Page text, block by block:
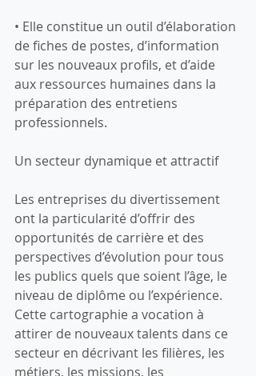
• Elle constitue un outil d’élaboration
de fiches de postes, d’information
sur les nouveaux profils, et d’aide
aux ressources humaines dans la
préparation des entretiens
professionnels.
Un secteur dynamique et attractif
Les entreprises du divertissement
ont la particularité d’offrir des
opportunités de carrière et des
perspectives d’évolution pour tous
les publics quels que soient l’âge, le
niveau de diplôme ou l’expérience.
Cette cartographie a vocation à
attirer de nouveaux talents dans ce
secteur en décrivant les filières, les
métiers, les missions, les